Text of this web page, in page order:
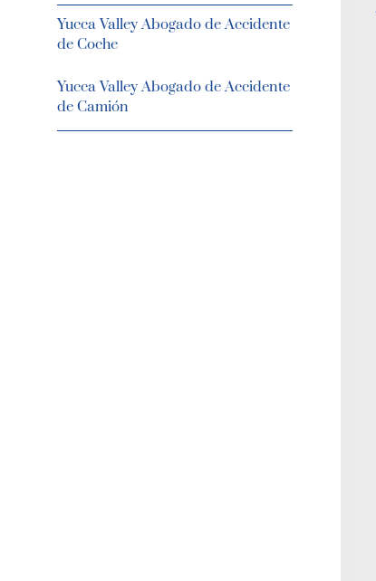
Yucca Valley Abogado de Accidente
de Coche
Yucca Valley Abogado de Accidente
de Camión